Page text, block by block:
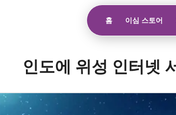
홈 이심 스토어
인도에 위성 인터넷